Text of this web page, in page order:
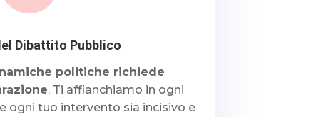
Dibattito Pubblico
politiche richiede
. Ti affianchiamo in ogni
ogni tuo intervento sia incisivo e